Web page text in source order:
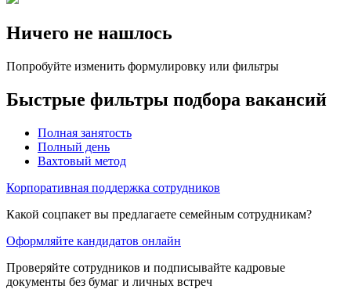
Ничего не нашлось
Попробуйте изменить формулировку или фильтры
Быстрые фильтры подбора вакансий
Полная занятость
Полный день
Вахтовый метод
Корпоративная поддержка сотрудников
Какой соцпакет вы предлагаете семейным сотрудникам?
Оформляйте кандидатов онлайн
Проверяйте сотрудников и подписывайте кадровые
документы без бумаг и личных встреч